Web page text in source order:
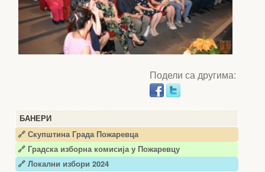
БАНЕРИ
🔗 Скупштина Града Пожаревца
🔗 Градска изборна комисија у Пожаревцу
🔗 Локални избори 2024
Подели са другима: